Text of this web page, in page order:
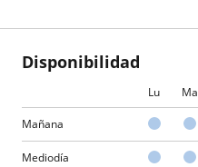
Disponibilidad
Lu Ma
Mañana
Mediodía